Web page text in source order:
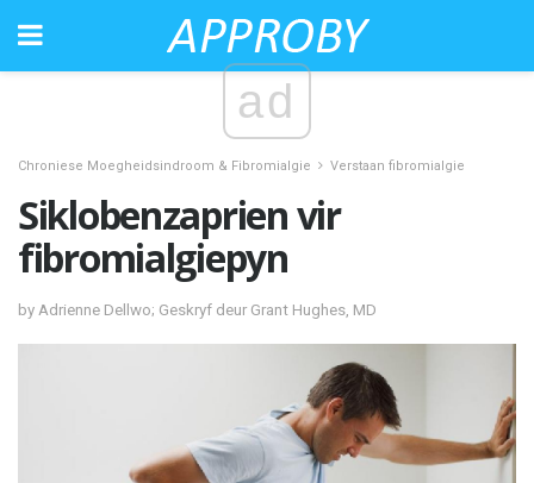
ad
Chroniese Moegheidsindroom & Fibromialgie Verstaan ​​fibromialgie
Siklobenzaprien vir
fibromialgiepyn
by Adrienne Dellwo; Geskryf deur Grant Hughes, MD